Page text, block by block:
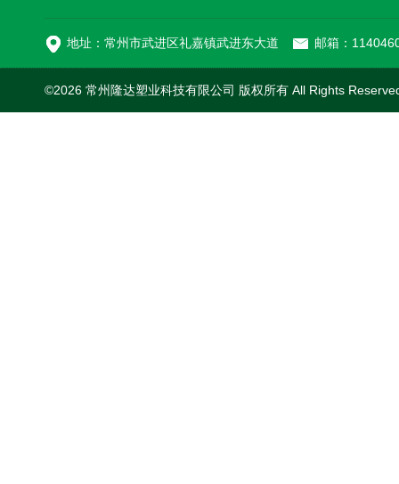
地址：常州市武进区礼嘉镇武进东大道 邮箱：
©2026 常州隆达塑业科技有限公司 版权所有 All Rights